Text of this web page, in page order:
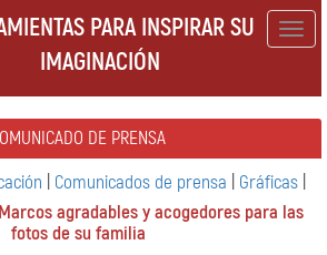
PARA INSPIRAR SU
IMAGINACIÓN
DE PRENSA
Comunicados de prensa Gráficas
agradables y acogedores para las
fotos de su familia